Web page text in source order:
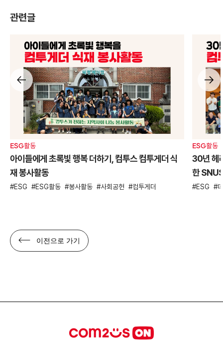
관련글
ESG활동
아이들에게 초록빛 행복 더하기, 컴투스 컴투게더 식
재 봉사활동
ESG ESG활동 봉사활동 사회공헌 컴투게더
ESG활동
30년 헤
한
ESG
이전으로 가기